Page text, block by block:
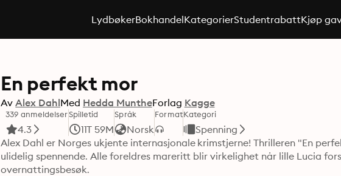
LydbøkerBokhandelKategorierStudentrabattKjøp
En perfekt mor
Av Alex DahlMed Hedda MuntheForlag Kagge
339 anmeldelser
4.3
Spilletid
11T 59M
Språk
Norsk
FormatKategori
Spenning
Alex Dahl er Norges ukjente internasjonale krimstjerne! Thrilleren "En
ulidelig spennende. Alle foreldres mareritt blir virkelighet når lille Lucia
overnattingsbesøk.